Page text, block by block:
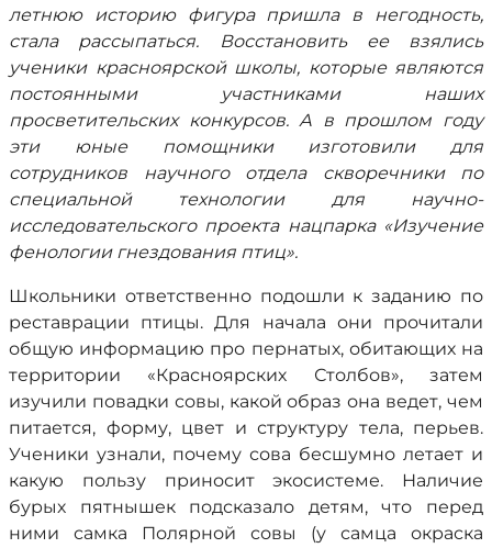
летнюю историю фигура пришла в негодность,
стала рассыпаться. Восстановить ее взялись
ученики красноярской школы, которые являются
постоянными участниками наших
просветительских конкурсов. А в прошлом году
эти юные помощники изготовили для
сотрудников научного отдела скворечники по
специальной технологии для научно-
исследовательского проекта нацпарка «Изучение
фенологии гнездования птиц».
Школьники ответственно подошли к заданию по
реставрации птицы. Для начала они прочитали
общую информацию про пернатых, обитающих на
территории «Красноярских Столбов», затем
изучили повадки совы, какой образ она ведет, чем
питается, форму, цвет и структуру тела, перьев.
Ученики узнали, почему сова бесшумно летает и
какую пользу приносит экосистеме. Наличие
бурых пятнышек подсказало детям, что перед
ними самка Полярной совы (у самца окраска